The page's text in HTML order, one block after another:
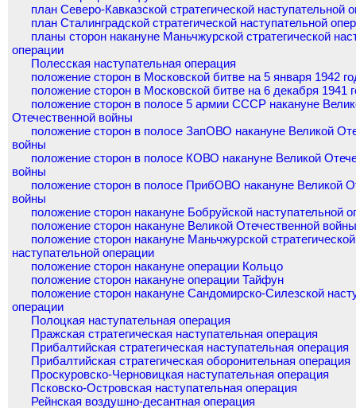
план Северо-Кавказской стратегической наступательной
план Сталинградской стратегической наступательной
планы сторон накануне Маньчжурской стратегической
операции
Полесская наступательная операция
положение сторон в Московской битве на 5 января 1942
положение сторон в Московской битве на 6 декабря 1941
положение сторон в полосе 5 армии СССР накануне
Отечественной войны
положение сторон в полосе ЗапОВО накануне Великой
войны
положение сторон в полосе КОВО накануне Великой
войны
положение сторон в полосе ПрибОВО накануне Великой
войны
положение сторон накануне Бобруйской наступательной
положение сторон накануне Великой Отечественной
положение сторон накануне Маньчжурской стратегической
наступательной операции
положение сторон накануне операции Кольцо
положение сторон накануне операции Тайфун
положение сторон накануне Сандомирско-Силезской
операции
Полоцкая наступательная операция
Пражская стратегическая наступательная операция
Прибалтийская стратегическая наступательная операция
Прибалтийская стратегическая оборонительная операция
Проскуровско-Черновицкая наступательная операция
Псковско-Островская наступательная операция
Рейнская воздушно-десантная операция